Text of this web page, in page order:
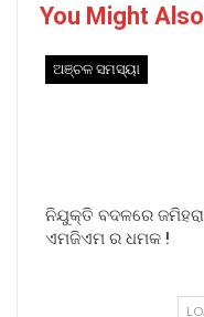
You Might
ଅଞ୍ଚଳ ସମସ୍ୟା
ନିଯୁକ୍ତି ବଦଳରେ
ଏମଜିଏମ ର ଧମକ !